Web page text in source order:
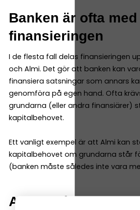
Banken är ofta med
finansieringen
I de flesta fall delas finansieringen
och Almi. Det gör att banken kan
finansiera satsningar som annars
genomföra på egen hand. Ofta
grundarna (eller andra finansiärer)
kapitalbehovet.
Ett vanligt exempel är att Almi kan
kapitalbehovet om grundarna står
(banken måste således inte vara
Affärsidén väger